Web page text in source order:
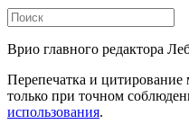
Врио главного редактора
Перепечатка и цитирование
только при точном
использования.